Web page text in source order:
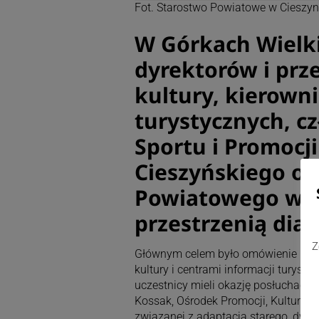
Fot. Starostwo Powiatowe w
W Górkach
dyrektorów i
kultury,
turystycznych,
Sportu i
Cieszyńskiego
Powiatowego w
przestrzenią
Głównym celem było omówienie
kultury i centrami informacji
uczestnicy mieli okazję posłuchać
Kossak, Ośrodek Promocji, Kultury